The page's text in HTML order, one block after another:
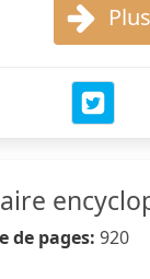
de pages: 920